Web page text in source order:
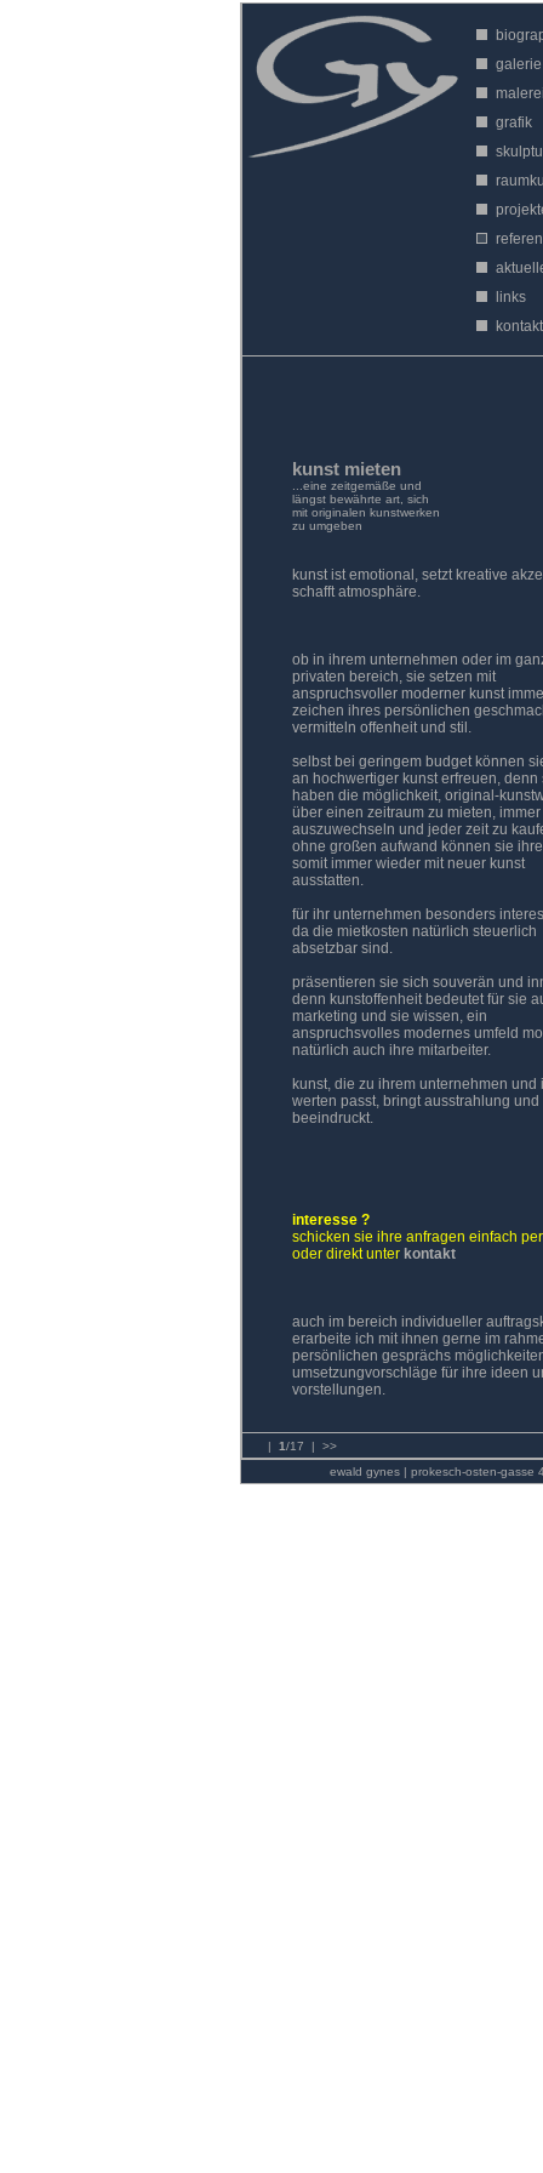
galerie
grafik
links
kontakt
kunst mieten
...eine zeitgemäße und
längst bewährte art, sich
mit originalen kunstwerken
zu umgeben
kunst ist emotional, setzt kreative
schafft atmosphäre.
ob in ihrem unternehmen oder im
privaten bereich, sie setzen mit
anspruchsvoller moderner kunst
zeichen ihres persönlichen
vermitteln offenheit und stil.
selbst bei geringem budget können
an hochwertiger kunst erfreuen, denn
haben die möglichkeit, original-
über einen zeitraum zu mieten,
auszuwechseln und jeder zeit zu
ohne großen aufwand können sie
somit immer wieder mit neuer kunst
ausstatten.
für ihr unternehmen besonders
da die mietkosten natürlich steuerlich
absetzbar sind.
präsentieren sie sich souverän und
denn kunstoffenheit bedeutet für sie
marketing und sie wissen, ein
anspruchsvolles modernes umfeld
natürlich auch ihre mitarbeiter.
kunst, die zu ihrem unternehmen und
werten passt, bringt ausstrahlung und
beeindruckt.
interesse ?
schicken sie ihre anfragen einfach
oder direkt unter kontakt
auch im bereich individueller
erarbeite ich mit ihnen gerne im
persönlichen gesprächs
umsetzungvorschläge für ihre ideen
vorstellungen.
| 1/17 | >>
ewald gynes | prokesch-osten-gasse